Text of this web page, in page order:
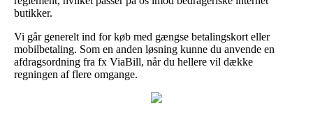
butikker.
Vi går generelt ind for køb med gængse betalingskort eller
mobilbetaling. Som en anden løsning kunne du anvende en
afdragsordning fra fx ViaBill, når du hellere vil dække
regningen af flere omgange.